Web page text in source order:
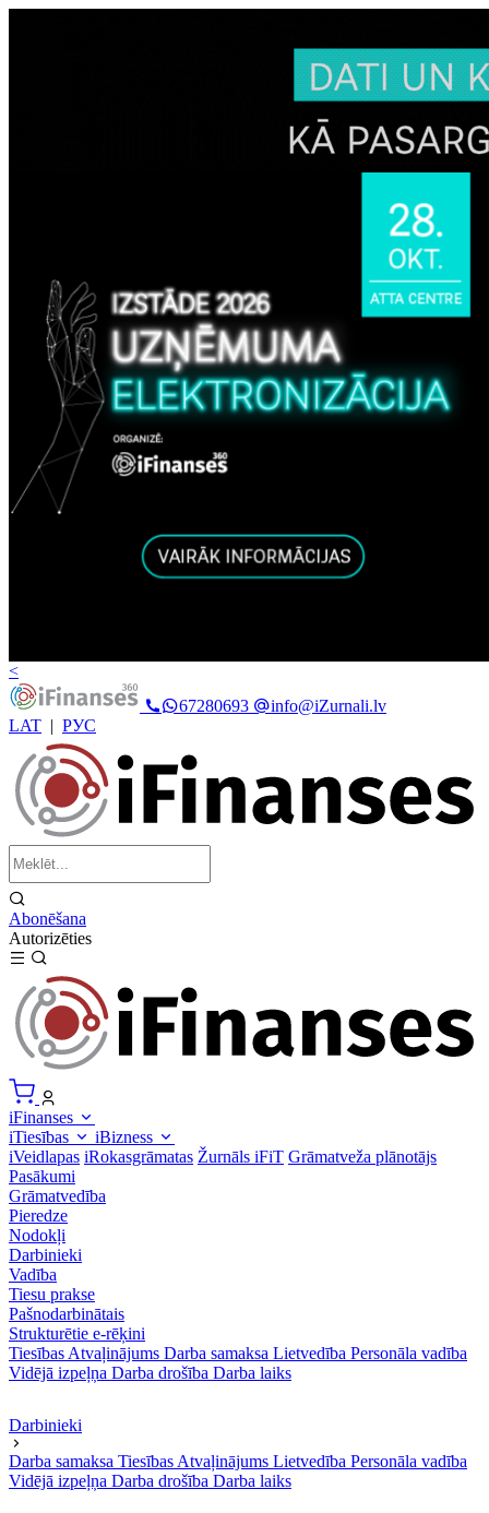
<
67280693
info@iZurnali.lv
LAT | РУС
Abonēšana
Autorizēties
iFinanses
iTiesības
iBizness
iVeidlapas iRokasgrāmatas Žurnāls iFiT Grāmatveža plānotājs
Pasākumi
Grāmatvedība
Pieredze
Nodokļi
Darbinieki
Vadība
Tiesu prakse
Pašnodarbinātais
Strukturētie e-rēķini
Tiesības Atvaļinājums Darba samaksa Lietvedība Personāla vadība
Vidējā izpeļņa Darba drošība Darba laiks
Darbinieki
Darba samaksa Tiesības Atvaļinājums Lietvedība Personāla vadība
Vidējā izpeļņa Darba drošība Darba laiks